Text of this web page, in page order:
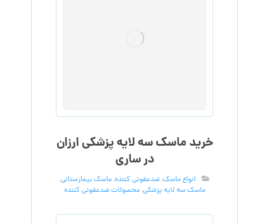
خرید ماسک سه لایه پزشکی ارزان
در ساری
انواع ماسک,ضدعفونی کننده,ماسک بیمارستانی,
ماسک سه لایه پزشکی,محصولات ضدعفونی کننده